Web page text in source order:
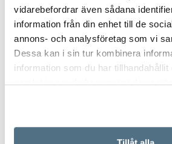
vidarebefordrar även sådana
information från din enhet till de
annons- och analysföretag som vi
Dessa kan i sin tur kombinera
information som du har tillhandahållit
samlat in när du har använt deras
Kvinnor som har barn är i sin
tillhenän kvinnor som inte har
attityd till hen är däremot
om de har barn eller inte.
Män som har fyllt 51 år är
Det största motståndet bland
åldersgruppen 31 till 50 år.